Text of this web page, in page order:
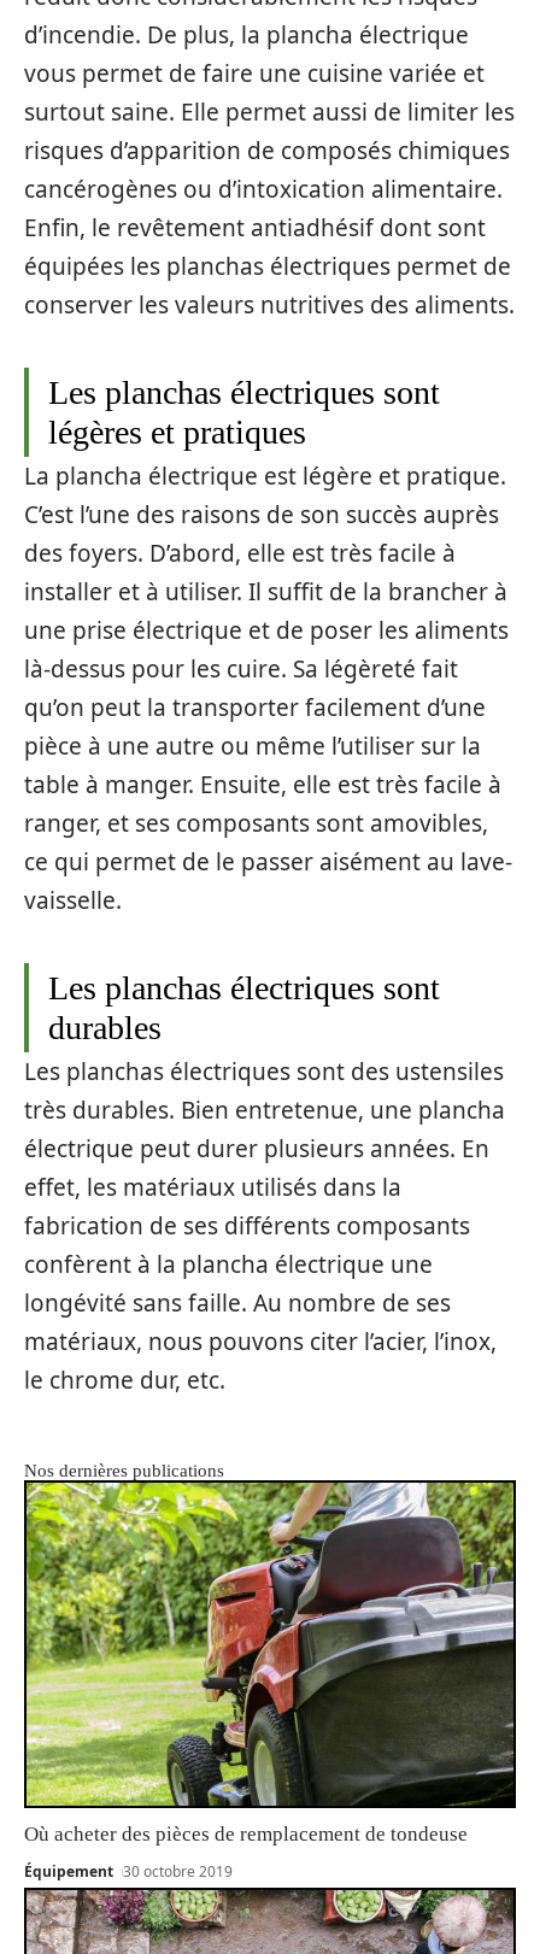
d’incendie. De plus, la plancha électrique
vous permet de faire une cuisine variée et
surtout saine. Elle permet aussi de limiter les
risques d’apparition de composés chimiques
cancérogènes ou d’intoxication alimentaire.
Enfin, le revêtement antiadhésif dont sont
équipées les planchas électriques permet de
conserver les valeurs nutritives des aliments.
Les planchas électriques sont
légères et pratiques
La plancha électrique est légère et pratique.
C’est l’une des raisons de son succès auprès
des foyers. D’abord, elle est très facile à
installer et à utiliser. Il suffit de la brancher à
une prise électrique et de poser les aliments
là-dessus pour les cuire. Sa légèreté fait
qu’on peut la transporter facilement d’une
pièce à une autre ou même l’utiliser sur la
table à manger. Ensuite, elle est très facile à
ranger, et ses composants sont amovibles,
ce qui permet de le passer aisément au lave-
vaisselle.
Les planchas électriques sont
durables
Les planchas électriques sont des ustensiles
très durables. Bien entretenue, une plancha
électrique peut durer plusieurs années. En
effet, les matériaux utilisés dans la
fabrication de ses différents composants
confèrent à la plancha électrique une
longévité sans faille. Au nombre de ses
matériaux, nous pouvons citer l’acier, l’inox,
le chrome dur, etc.
Nos dernières publications
Où acheter des pièces de remplacement de tondeuse
Équipement 30 octobre 2019